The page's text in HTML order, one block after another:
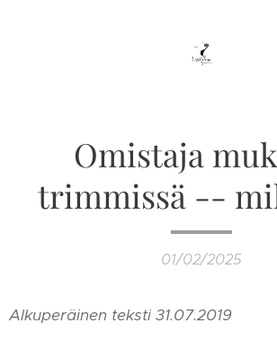
Omistaja
trimmissä --
01/02/2025
Alkuperäinen teksti 31.07.2019